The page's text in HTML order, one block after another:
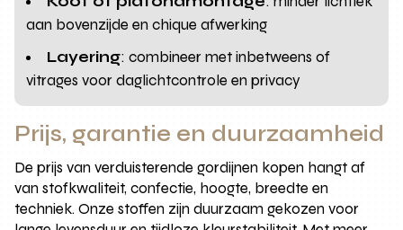
aan bovenzijde en chique afwerking
Layering: combineer met inbetweens of
vitrages voor daglichtcontrole en privacy
Prijs, garantie en duurzaamheid
De prijs van verduisterende gordijnen kopen hangt af
van stofkwaliteit, confectie, hoogte, breedte en
techniek. Onze stoffen zijn duurzaam gekozen voor